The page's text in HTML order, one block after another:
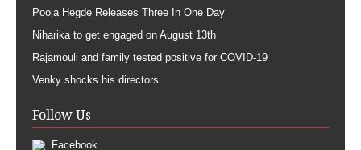
Pooja Hegde Releases Three In One Day
Niharika to get engaged on August 13th
Rajamouli and family tested positive for COVID-19
Venky shocks his directors
Follow Us
Facebook